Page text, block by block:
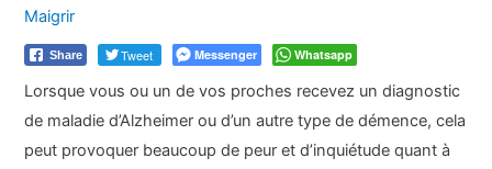
Maigrir
Share Tweet Messenger Whatsapp
Lorsque vous ou un de vos proches recevez un diagnostic
de maladie d’Alzheimer ou d’un autre type de démence, cela
peut provoquer beaucoup de peur et d’inquiétude quant à